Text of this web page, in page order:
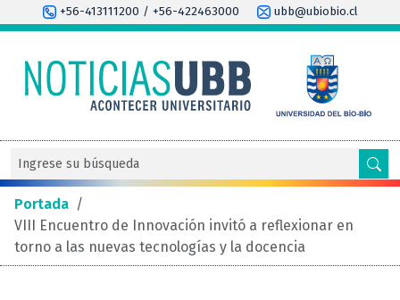
+56-413111200 / +56-422463000 ubb@ubiobio.cl
Portada /
VIII Encuentro de Innovación invitó a reflexionar en
torno a las nuevas tecnologías y la docencia